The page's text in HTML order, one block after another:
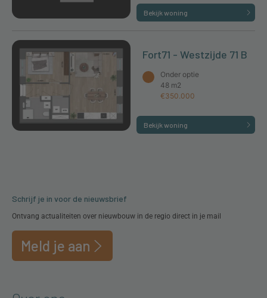
Bekijk woning
Fort71 - Westzijde 71 B
Onder optie
48 m2
€350.000
Bekijk woning
Schrijf je in voor de nieuwsbrief
Ontvang actualiteiten over nieuwbouw in de regio direct in je mail
Meld je aan